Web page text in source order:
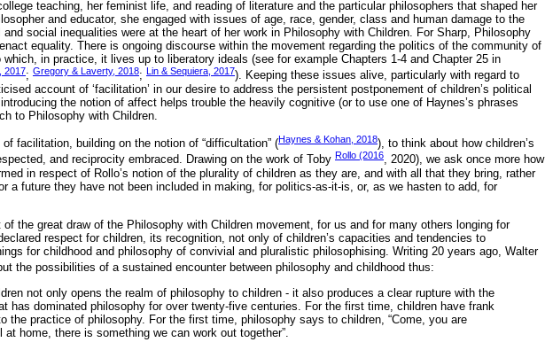
teaching, her feminist life, and reading of literature and the particular philosophers that shaped her
and educator, she engaged with issues of age, race, gender, class and human damage to the
social inequalities were at the heart of her work in Philosophy with Children. For Sharp, Philosophy
equality. There is ongoing discourse within the movement regarding the politics of the community of
in practice, it lives up to liberatory ideals (see for example Chapters 1-4 and Chapter 25 in
2017; Gregory & Laverty, 2018; Lin & Sequiera, 2017). Keeping these issues alive, particularly with regard to
account of ‘facilitation’ in our desire to address the persistent postponement of children’s political
the notion of affect helps trouble the heavily cognitive (or to use one of Haynes’s phrases
to Philosophy with Children.
facilitation, building on the notion of “difficultation” (Haynes & Kohan, 2018), to think about how children’s
and reciprocity embraced. Drawing on the work of Toby Rollo (2016, 2020), we ask once more how
in respect of Rollo’s notion of the plurality of children as they are, and with all that they bring, rather
a future they have not been included in making, for politics-as-it-is, or, as we hasten to add, for
of the great draw of the Philosophy with Children movement, for us and for many others longing for
respect for children, its recognition, not only of children’s capacities and tendencies to
for childhood and philosophy of convivial and pluralistic philosophising. Writing 20 years ago, Walter
the possibilities of a sustained encounter between philosophy and childhood thus:
not only opens the realm of philosophy to children - it also produces a clear rupture with the
has dominated philosophy for over twenty-five centuries. For the first time, children have frank
the practice of philosophy. For the first time, philosophy says to children, “Come, you are
at home, there is something we can work out together”.